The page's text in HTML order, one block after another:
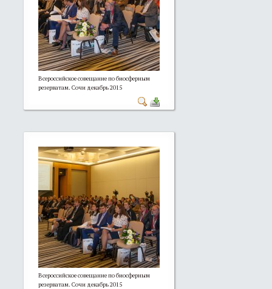
Всероссийское совещание по биосферным
резерватам. Сочи декабрь 2015
Всероссийское совещание по биосферным
резерватам. Сочи декабрь 2015